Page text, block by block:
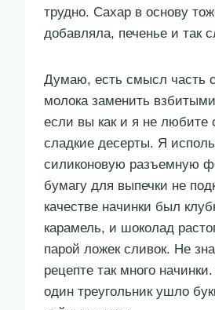
трудно. Сахар в основу
добавляла, печенье и так
Думаю, есть смысл часть
молока заменить
если вы как и я не любите
сладкие десерты. Я
силиконовую разъемную
бумагу для выпечки не
качестве начинки был
карамель, и шоколад
парой ложек сливок. Не
рецепте так много
один треугольник ушло